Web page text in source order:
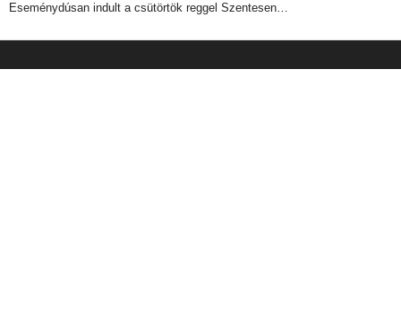
Eseménydúsan indult a csütörtök reggel Szentesen…